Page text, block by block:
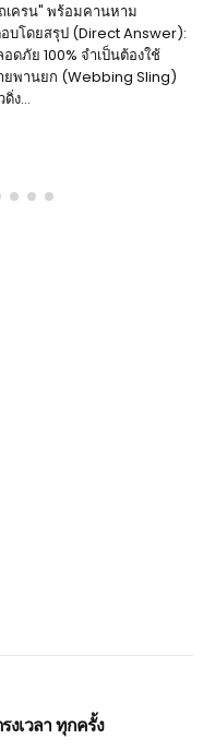
เครน" พร้อมคานหาม
บโดยสรุป (Direct Answer):
ดภัย 100% จำเป็นต้องใช้
ยพานยก (Webbing Sling)
ง...
งเวลา ทุกครั้ง